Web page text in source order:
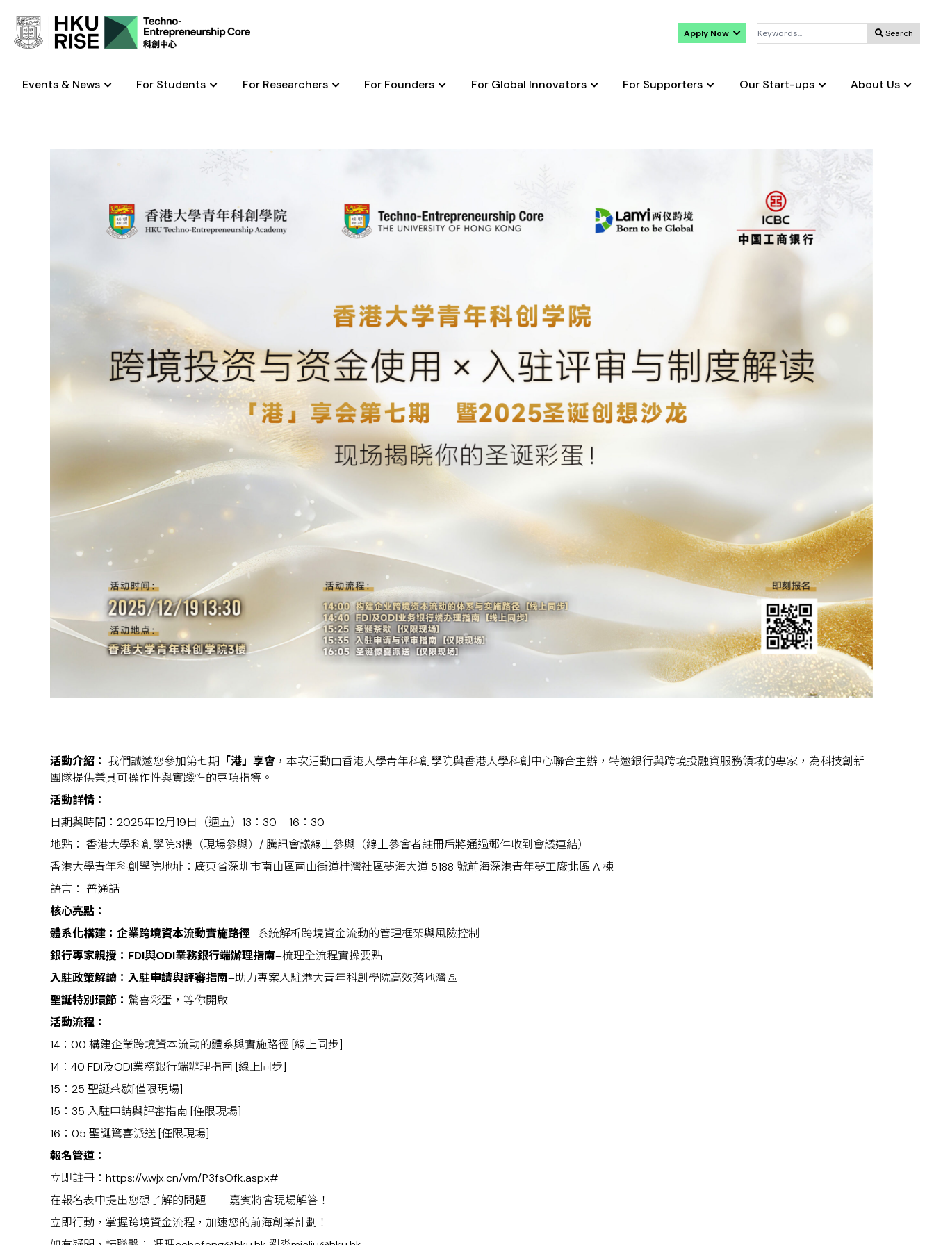
Apply Now Search
Events & News For Students For Researchers For Founders For Global Innovators For Supporters Our Start-ups About Us
活動介紹： 我們誠邀您參加第七期 「港」享會 ，本次活動由香港大學青年科創學院與香港大學科創中心聯合主辦，特邀銀行與跨境投融資服務領域的專家，為科技創新
團隊提供兼具可操作性與實踐性的專項指導。
活動詳情：
日期與時間：2025年12月19日（週五）13：30 – 16：30
地點： 香港大學科創學院3樓（現場參與）/ 騰訊會議線上參與（線上參會者註冊后將通過郵件收到會議連結）
香港大學青年科創學院地址：廣東省深圳市南山區南山街道桂灣社區夢海大道 5188 號前海深港青年夢工廠北區 A 棟
語言： 普通話
核心亮點：
體系化構建：企業跨境資本流動實施路徑–系統解析跨境資金流動的管理框架與風險控制
銀行專家親授： FDI與ODI業務銀行端辦理指南–梳理全流程實操要點
入駐政策解讀：入駐申請與評審指南–助力專案入駐港大青年科創學院高效落地灣區
聖誕特別環節： 驚喜彩蛋，等你開啟
活動流程：
14：00 構建企業跨境資本流動的體系與實施路徑 [線上同步]
14：40 FDI及ODI業務銀行端辦理指南 [線上同步]
15：25 聖誕茶歇[僅限現場]
15：35 入駐申請與評審指南 [僅限現場]
16：05 聖誕驚喜派送 [僅限現場]
報名管道：
立即註冊： https://v.wjx.cn/vm/P3fsOfk.aspx#
在報名表中提出您想了解的問題 —— 嘉賓將會現場解答！
立即行動，掌握跨境資金流程，加速您的前海創業計劃！